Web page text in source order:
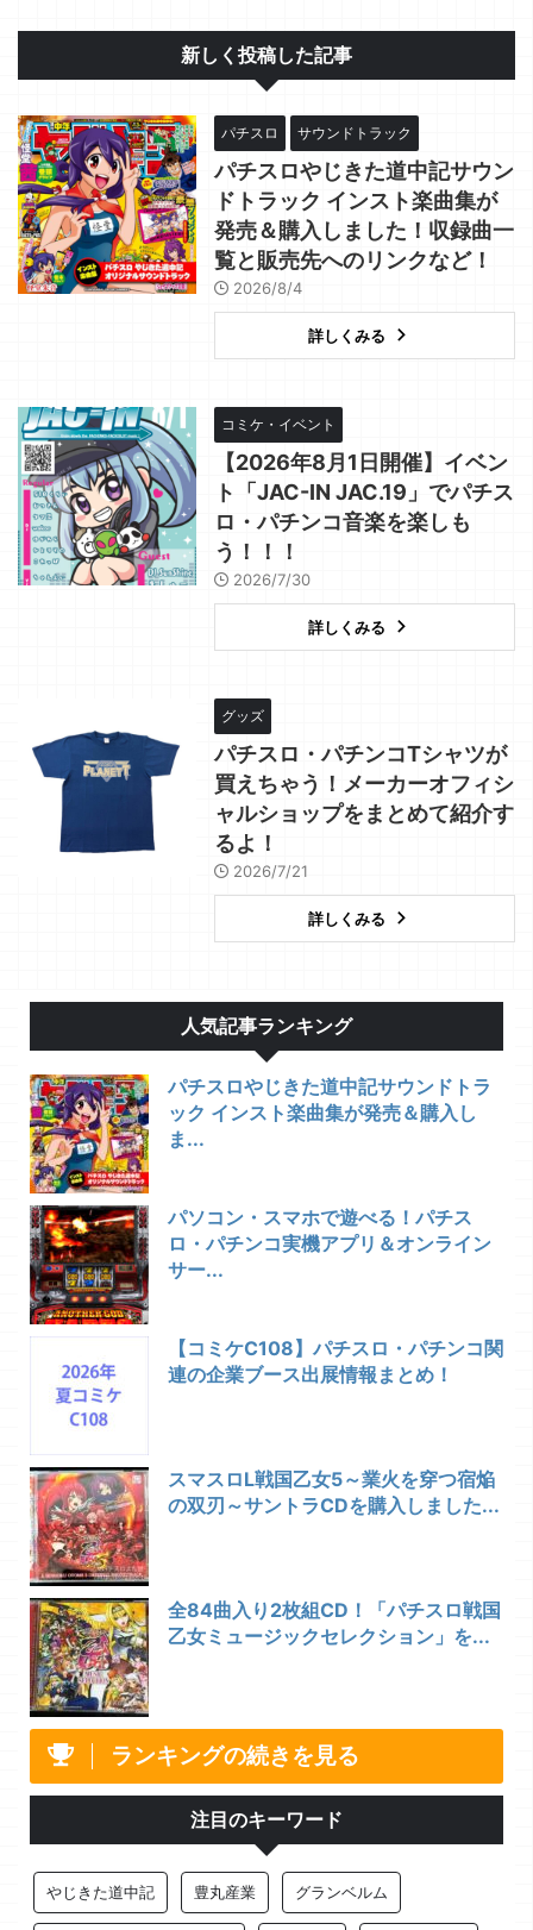
新しく投稿した記事
パチスロ サウンドトラック
パチスロやじきた道中記サウン
ドトラック インスト楽曲集が
発売＆購入しました！収録曲一
覧と販売先へのリンクなど！
2026/8/4
詳しくみる
コミケ・イベント
【2026年8月1日開催】イベン
ト「JAC-IN JAC.19」でパチス
ロ・パチンコ音楽を楽しも
う！！！
2026/7/30
詳しくみる
グッズ
パチスロ・パチンコTシャツが
買えちゃう！メーカーオフィシ
ャルショップをまとめて紹介す
るよ！
2026/7/21
詳しくみる
人気記事ランキング
パチスロやじきた道中記サウンドトラ
ック インスト楽曲集が発売＆購入し
ま...
パソコン・スマホで遊べる！パチス
ロ・パチンコ実機アプリ＆オンライン
サー...
【コミケC108】パチスロ・パチンコ関
連の企業ブース出展情報まとめ！
スマスロL戦国乙女5～業火を穿つ宿焔
の双刃～サントラCDを購入しました...
全84曲入り2枚組CD！「パチスロ戦国
乙女ミュージックセレクション」を...
ランキングの続きを見る
注目のキーワード
やじきた道中記 豊丸産業 グランベルム